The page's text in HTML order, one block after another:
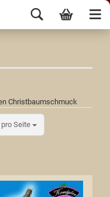
Christbaumschmuck
Seite